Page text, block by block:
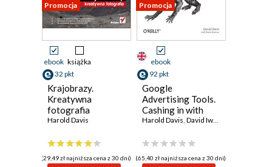
Promocja
ebook książka
32 pkt
Krajobrazy.
Kreatywna
fotografia
Harold Davis
(29,49 zł najniższa cena z 30 dni)
Promocja
ebook
92 pkt
Google
Advertising Tools.
Cashing in with
AdSense and
Edition
Harold Davis, David Iwanow
(65,40 zł najniższa cena z 30 dni)